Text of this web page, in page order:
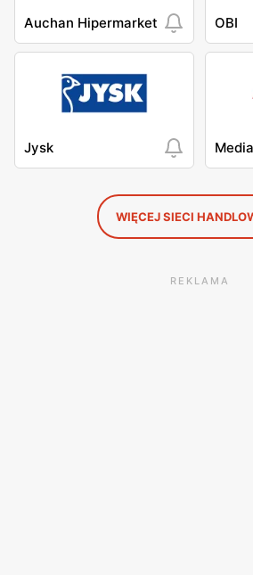
Auchan Hipermarket OBI
Jysk
WIĘCEJ SIECI
REKLAMA